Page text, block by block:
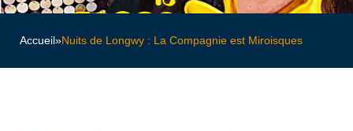
Accueil»Nuits de Longwy : La Compagnie est Miroisques